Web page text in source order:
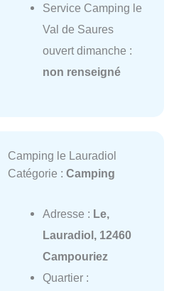
Service Camping le
Val de Saures
ouvert dimanche :
non renseigné
Camping le Lauradiol
Catégorie : Camping
Adresse : Le,
Lauradiol, 12460
Campouriez
Quartier :